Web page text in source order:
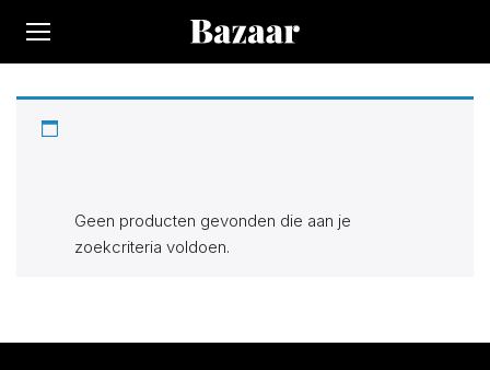
Alle actuele items in de categorie “Weekday”. Zoek, vind en
Geen producten gevonden die aan je
zoekcriteria voldoen.